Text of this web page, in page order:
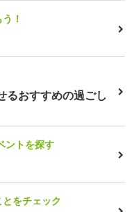
！
るおすすめの過ごし
ントを探す
をチェック